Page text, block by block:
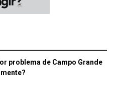
problema de Campo Grande